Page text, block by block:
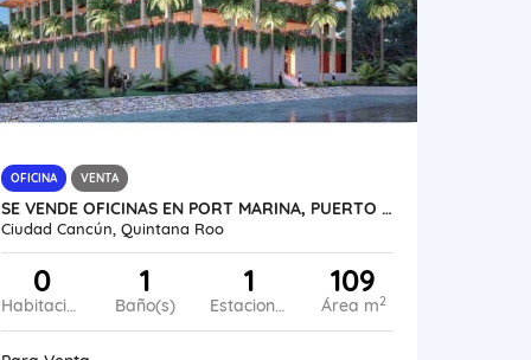
OFICINA VENTA
SE VENDE OFICINAS EN PORT MARINA, PUERTO CANCUN MÉXICO VE02-134MEX-CO
Ciudad Cancún, Quintana Roo
0
Habitaciones
1
Baño(s)
1
Estacionamiento
109
Área m2